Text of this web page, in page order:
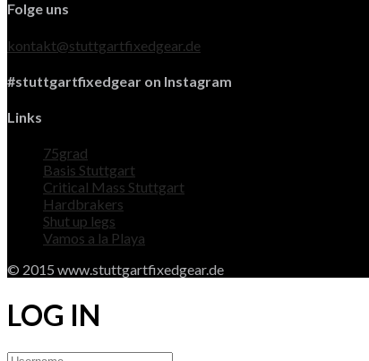
Folge uns
kontakt@stuttgartfixedgear.de
#stuttgartfixedgear on Instagram
Links
75grad
Basis Stuttgart
Critical Mass Stuttgart
Hardbrakers
Shut up legs
Vamos a la Playa
© 2015 www.stuttgartfixedgear.de
LOG IN